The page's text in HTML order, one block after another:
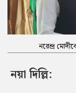
নরেন্দ্র
নয়া দিল্লি: